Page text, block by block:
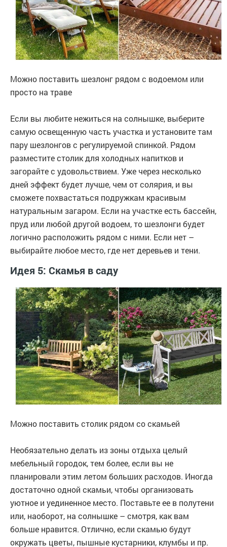
Можно поставить шезлонг рядом с водоемом или
просто на траве
Если вы любите нежиться на солнышке, выберите
самую освещенную часть участка и установите там
пару шезлонгов с регулируемой спинкой. Рядом
разместите столик для холодных напитков и
загорайте с удовольствием. Уже через несколько
дней эффект будет лучше, чем от солярия, и вы
сможете похвастаться подружкам красивым
натуральным загаром. Если на участке есть бассейн,
пруд или любой другой водоем, то шезлонги будет
логично расположить рядом с ними. Если нет –
выбирайте любое место, где нет деревьев и тени.
Идея 5: Скамья в саду
Можно поставить столик рядом со скамьей
Необязательно делать из зоны отдыха целый
мебельный городок, тем более, если вы не
планировали этим летом больших расходов. Иногда
достаточно одной скамьи, чтобы организовать
уютное и уединенное место. Поставьте ее в полутени
или, наоборот, на солнышке – смотря, как вам
больше нравится. Отлично, если скамью будут
окружать цветы, пышные кустарники, клумбы и пр.